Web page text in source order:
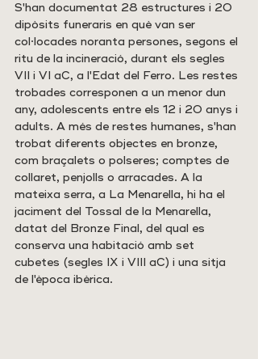
S'han documentat 28 estructures i 20
dipòsits funeraris en què van ser
col·locades noranta persones, segons el
ritu de la incineració, durant els segles
VII i VI aC, a l'Edat del Ferro. Les restes
trobades corresponen a un menor dun
any, adolescents entre els 12 i 20 anys i
adults. A més de restes humanes, s'han
trobat diferents objectes en bronze,
com braçalets o polseres; comptes de
collaret, penjolls o arracades. A la
mateixa serra, a La Menarella, hi ha el
jaciment del Tossal de la Menarella,
datat del Bronze Final, del qual es
conserva una habitació amb set
cubetes (segles IX i VIII aC) i una sitja
de l'època ibèrica.